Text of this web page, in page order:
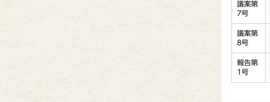
議案第
7号
議案第
8号
報告第
1号